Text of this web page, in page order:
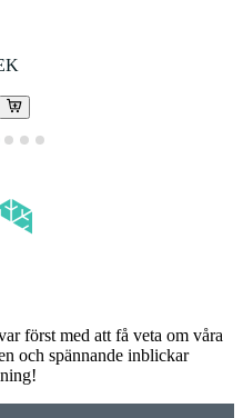
först med att få veta om våra
och spännande inblickar